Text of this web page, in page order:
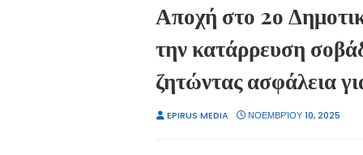
Αποχή στο 2ο
την κατάρρευση
ζητώντας ασφάλεια
EPIRUS MEDIA ΝΟΕΜΒΡΊΟΥ 10, 2025